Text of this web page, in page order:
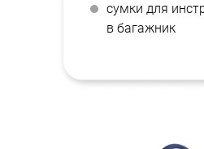
сумки для
в багажник